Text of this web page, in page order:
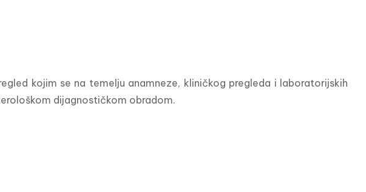
kojim se na temelju anamneze, kliničkog pregleda i laboratorijskih
dijagnostičkom obradom.